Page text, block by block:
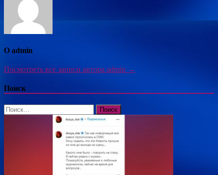
О admin
Посмотреть все записи автора admin →
Поиск
Найти: